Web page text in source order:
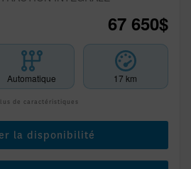
67 650$
Automatique 17 km
de caractéristiques
la disponibilité